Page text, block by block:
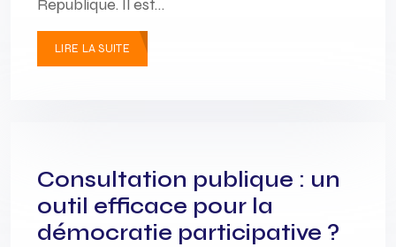
République. Il est…
LIRE LA SUITE
Consultation publique : un
outil efficace pour la
démocratie participative ?